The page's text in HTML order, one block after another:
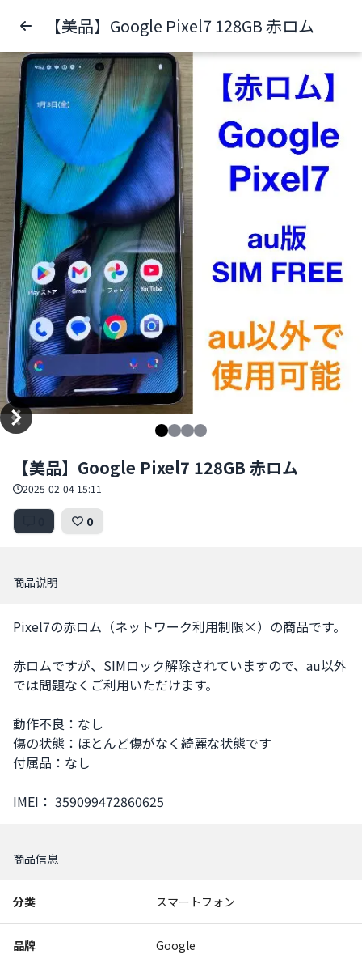
【美品】Google Pixel7 128GB 赤ロム
【美品】Google Pixel7 128GB 赤ロム
2025-02-04 15:11
0
商品说明
Pixel7の赤ロム（ネットワーク利用制限×）の商品です。
赤ロムですが、SIMロック解除されていますので、au以外
では問題なくご利用いただけます。
動作不良：なし
傷の状態：ほとんど傷がなく綺麗な状態です
付属品：なし
IMEI： 359099472860625
商品信息
分类 スマートフォン
品牌 Google